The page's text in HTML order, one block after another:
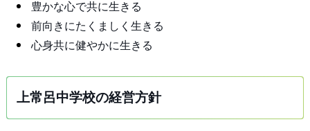
豊かな心で共に生きる
前向きにたくましく生きる
心身共に健やかに生きる
上常呂中学校の経営方針